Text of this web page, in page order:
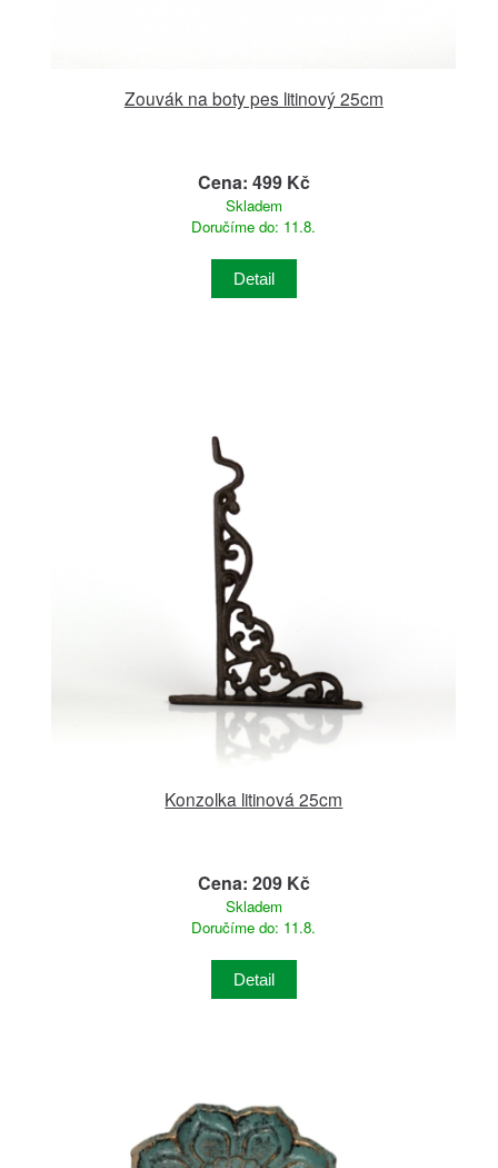
Zouvák na boty pes litinový 25cm
Cena: 499 Kč
Skladem
Doručíme do: 11.8.
Detail
Konzolka litinová 25cm
Cena: 209 Kč
Skladem
Doručíme do: 11.8.
Detail